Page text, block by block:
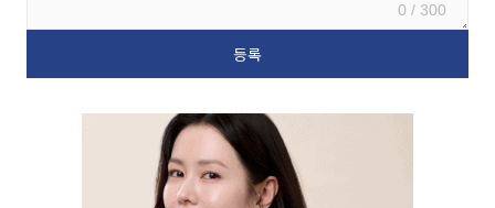
0 / 300